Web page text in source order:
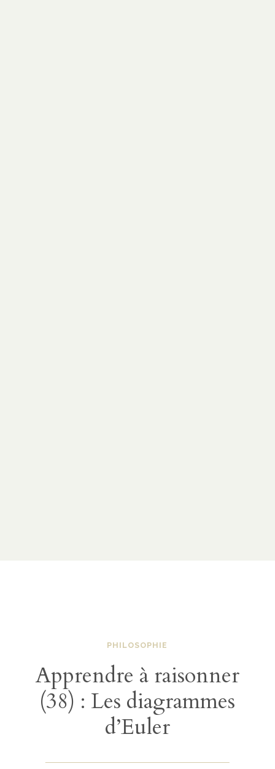
PHILOSOPHIE
Apprendre à raisonner
(38) : Les diagrammes
d’Euler